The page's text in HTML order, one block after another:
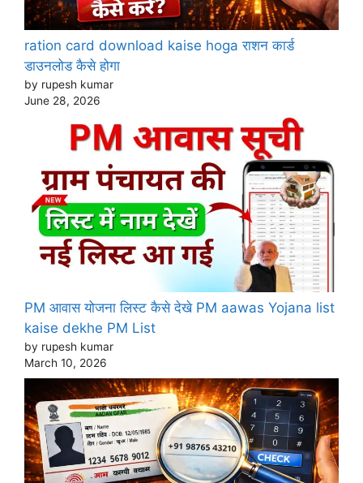
ration card download kaise hoga राशन कार्ड
डाउनलोड कैसे होगा
by rupesh kumar
June 28, 2026
PM आवास योजना लिस्ट कैसे देखे PM aawas Yojana list
kaise dekhe PM List
by rupesh kumar
March 10, 2026